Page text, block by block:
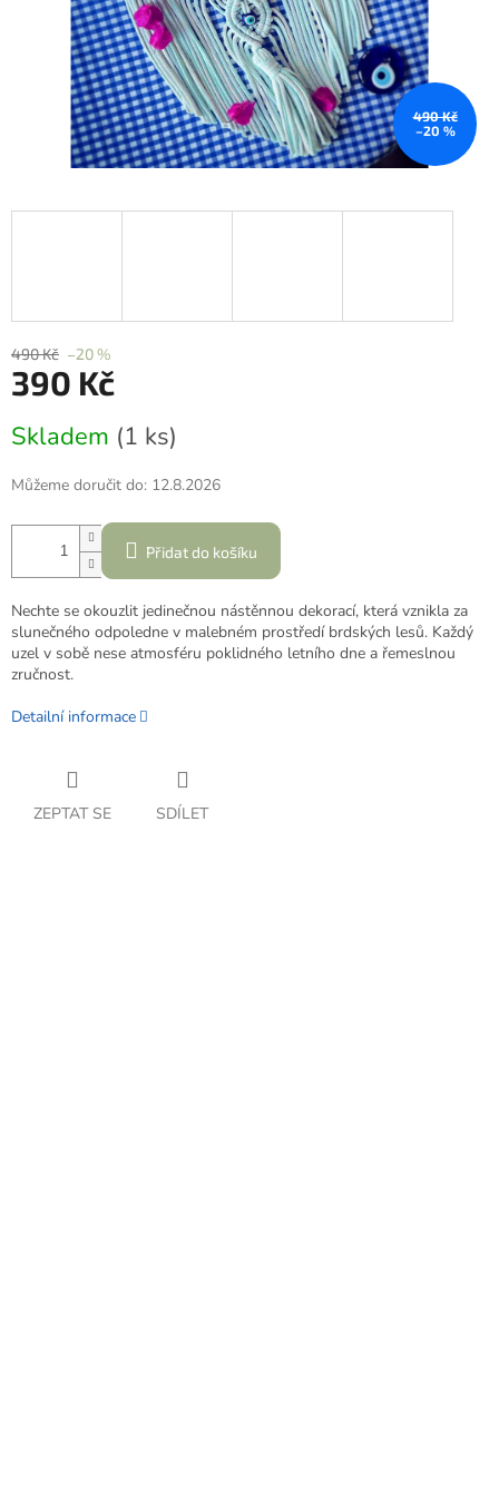
490 Kč
–20 %
490 Kč –20 %
390 Kč
cena:
Skladem (1 ks)
Můžeme doručit do: 12.8.2026
Přidat do košíku
Nechte se okouzlit jedinečnou nástěnnou dekorací, která vznikla za
slunečného odpoledne v malebném prostředí brdských lesů. Každý
uzel v sobě nese atmosféru poklidného letního dne a řemeslnou
zručnost.
Detailní informace
ZEPTAT SE SDÍLET